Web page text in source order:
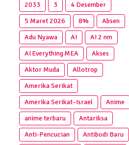
2033
3
4 Desember
5 Maret 2026
8%
Absen
Adu Nyawa
AI
AI 2 nm
AI Everything MEA
Akses
Aktor Muda
Allotrop
Amerika Serikat
Amerika Serikat–Israel
Anime
anime terbaru
Antariksa
Anti‑Pencucian
Antibodi Baru